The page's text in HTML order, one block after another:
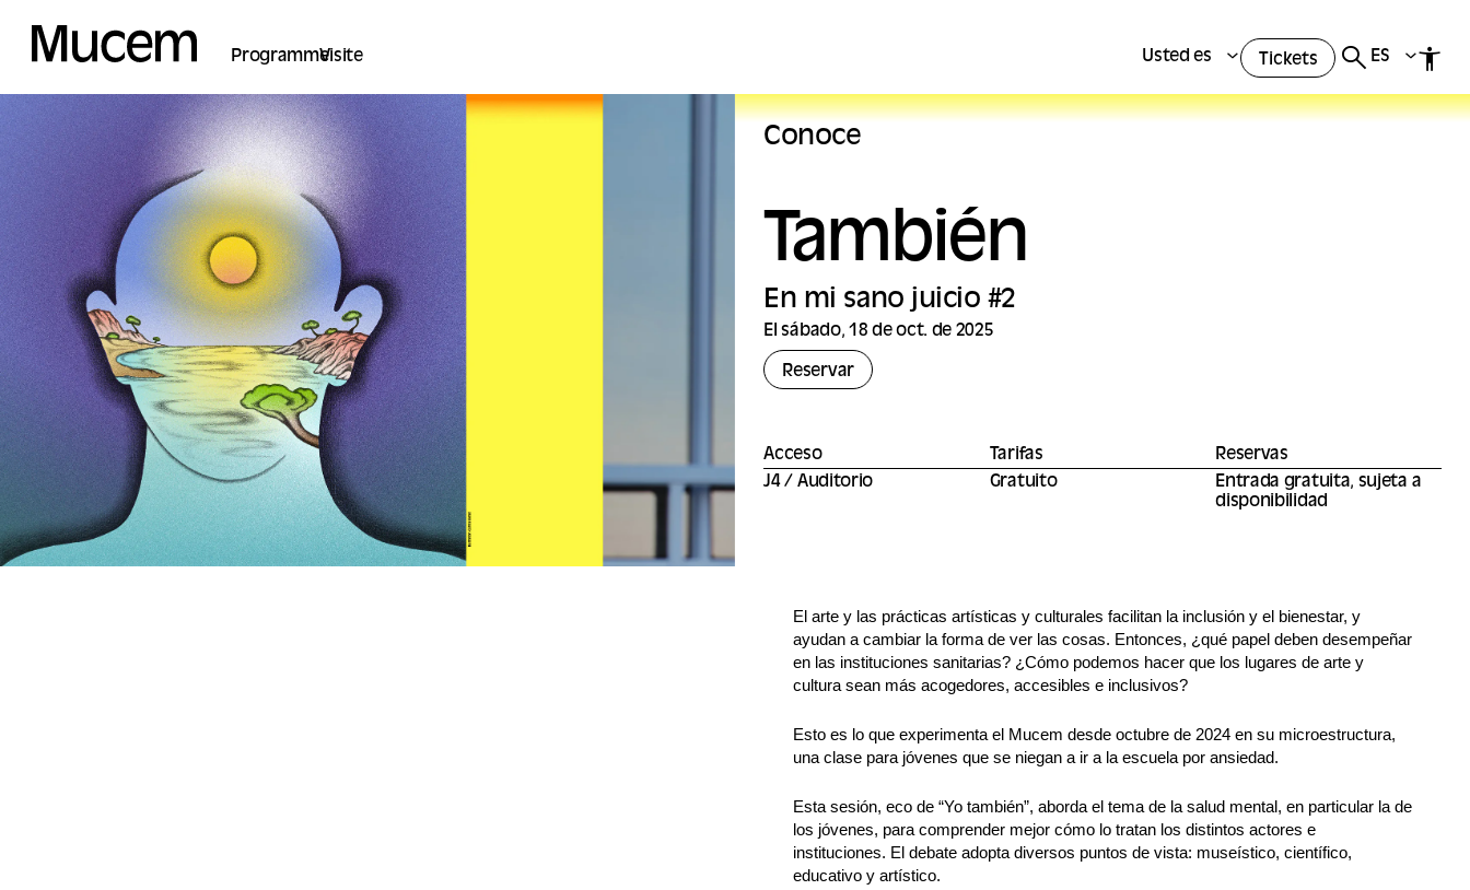
ProgrammeVisite Usted es Tickets ES
Conoce
También
En mi sano juicio #2
El sábado, 18 de oct. de 2025
Reservar
Acceso
J4 / Auditorio
Tarifas
Gratuito
Reservas
Entrada gratuita, sujeta a
disponibilidad
El arte y las prácticas artísticas y culturales facilitan la inclusión y el bienestar, y
ayudan a cambiar la forma de ver las cosas. Entonces, ¿qué papel deben desempeñar
en las instituciones sanitarias? ¿Cómo podemos hacer que los lugares de arte y
cultura sean más acogedores, accesibles e inclusivos?
Esto es lo que experimenta el Mucem desde octubre de 2024 en su microestructura,
una clase para jóvenes que se niegan a ir a la escuela por ansiedad.
Esta sesión, eco de “Yo también”, aborda el tema de la salud mental, en particular la de
los jóvenes, para comprender mejor cómo lo tratan los distintos actores e
instituciones. El debate adopta diversos puntos de vista: museístico, científico,
educativo y artístico.